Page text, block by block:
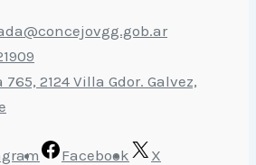
765, 2124 Villa Gdor. Galvez,
Facebook
X